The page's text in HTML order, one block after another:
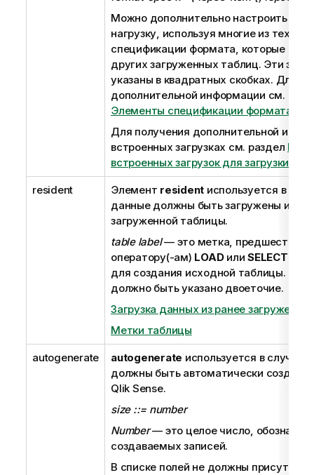
Можно дополнительно настроить
нагрузку, используя многие из тех
спецификации формата, которые
других загруженных таблиц. Эти
указаны в квадратных скобках. Для
дополнительной информации см.
Элементы спецификации формата
Для получения дополнительной
встроенных загрузках см. раздел
встроенных загрузок для загрузки
resident Элемент resident используется в
данные должны быть загружены из
загруженной таблицы.
table label— это метка,
оператору(-ам) LOADили SELECT
для создания исходной таблицы. В
должно быть указано двоеточие.
Загрузка данных из ранее
Метки таблицы
autogenerate autogenerate используется в случае,
должны быть автоматически
Qlik Sense.
size ::= number
Number— это целое число,
создаваемых записей.
В списке полей не должны